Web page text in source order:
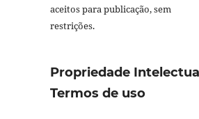
aceitos para publicação, sem
restrições.
Propriedade
Termos de uso